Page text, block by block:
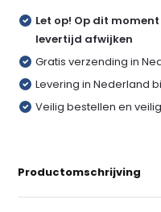
Let op! Op dit
levertijd afwijken
Gratis verzending in
Levering in Nederland
Veilig bestellen en
Productomschrijving